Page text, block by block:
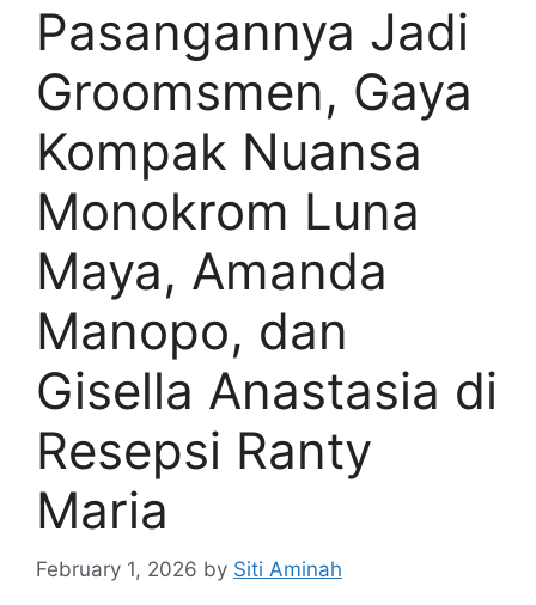
Pasangannya Jadi
Groomsmen, Gaya
Kompak Nuansa
Monokrom Luna
Maya, Amanda
Manopo, dan
Gisella Anastasia di
Resepsi Ranty
Maria
February 1, 2026 by Siti Aminah